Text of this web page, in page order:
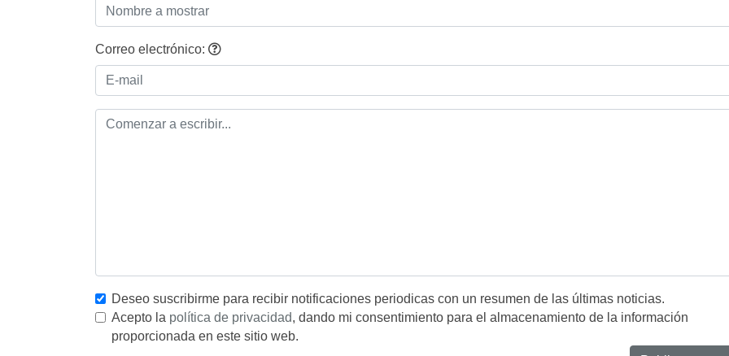
Correo electrónico:
Deseo suscribirme para recibir notificaciones periodicas con un resumen de las últimas noticias.
Acepto la política de privacidad, dando mi consentimiento para el almacenamiento de la información
proporcionada en este sitio web.